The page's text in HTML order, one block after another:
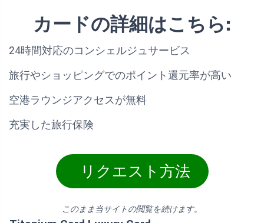
カードの詳細はこちら:
24時間対応のコンシェルジュサービス
旅行やショッピングでのポイント還元率が高い
空港ラウンジアクセスが無料
充実した旅行保険
リクエスト方法
このまま当サイトの閲覧を続けます。